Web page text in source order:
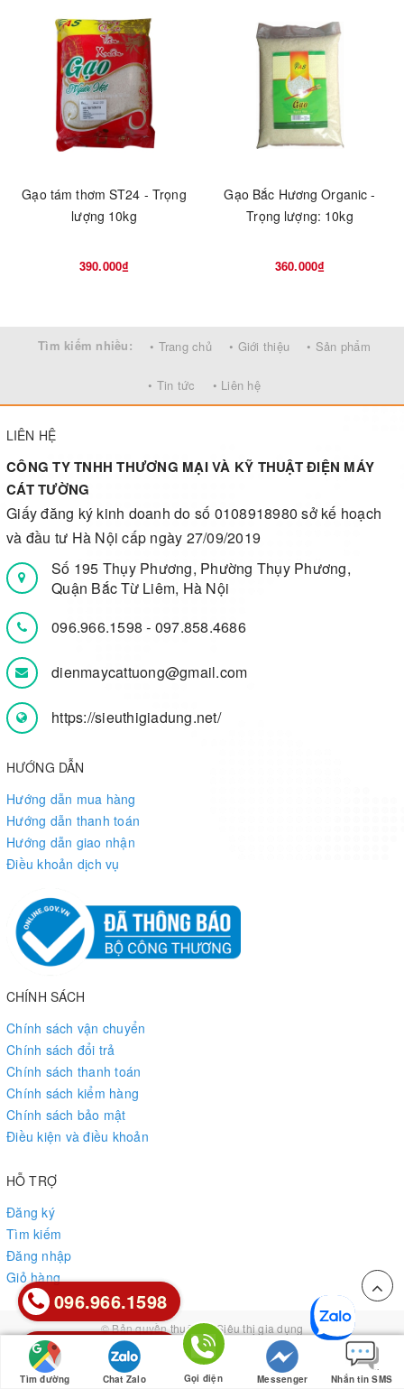
Gạo tám thơm ST24 - Trọng
lượng 10kg
390.000₫
Gạo Bắc Hương Organic -
Trọng lượng: 10kg
360.000₫
Tìm kiếm nhiều: • Trang chủ • Giới thiệu • Sản phẩm
• Tin tức • Liên hệ
LIÊN HỆ
CÔNG TY TNHH THƯƠNG MẠI VÀ KỸ THUẬT ĐIỆN MÁY
CÁT TƯỜNG
Giấy đăng ký kinh doanh do số 0108918980 sở kế hoạch
và đầu tư Hà Nội cấp ngày 27/09/2019
Số 195 Thụy Phương, Phường Thụy Phương,
Quận Bắc Từ Liêm, Hà Nội
096.966.1598- 097.858.4686
dienmaycattuong@gmail.com
https://sieuthigiadung.net/
HƯỚNG DẪN
Hướng dẫn mua hàng
Hướng dẫn thanh toán
Hướng dẫn giao nhận
Điều khoản dịch vụ
CHÍNH SÁCH
Chính sách vận chuyển
Chính sách đổi trả
Chính sách thanh toán
Chính sách kiểm hàng
Chính sách bảo mật
Điều kiện và điều khoản
HỖ TRỢ
Đăng ký
Tìm kiếm
Đăng nhập
Giỏ hàng
© Bản quyền thuộc vềSiêu thị gia dụng
Cung cấp bởiSapo
096.966.1598
0912.85.85.26
Tìm đường Chat Zalo Gọi điện Messenger Nhắn tin SMS
096.966.1598
0912.85.85.26